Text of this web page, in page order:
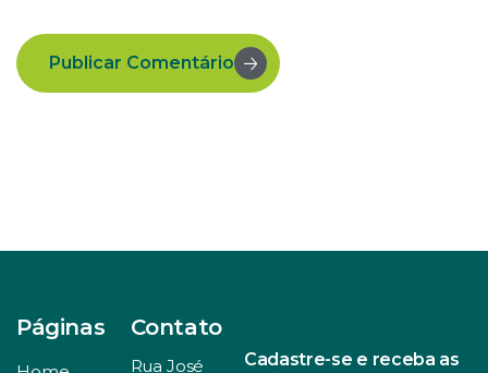
Publicar Comentário
Páginas Contato
Rua José
Cadastre-se e receba as